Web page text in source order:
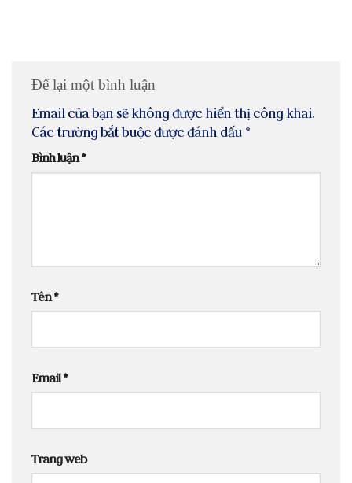
Để lại một bình luận
Email của bạn sẽ không được hiển thị công khai.
Các trường bắt buộc được đánh dấu *
Bình luận*
Tên*
Email*
Trang web